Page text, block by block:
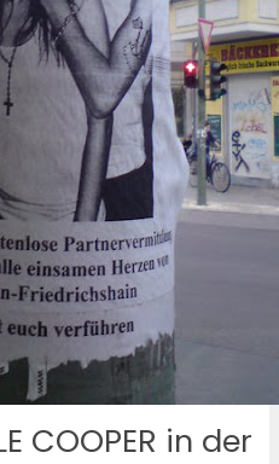
COOPER in der